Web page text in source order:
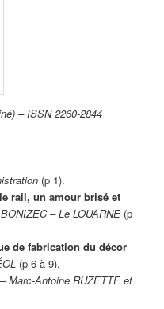
– ISSN 2260-2844
(p 1).
rail, un amour brisé et
– Le LOUARNE(p
de fabrication du décor
(p 6 à 9).
–Marc-Antoine RUZETTE et